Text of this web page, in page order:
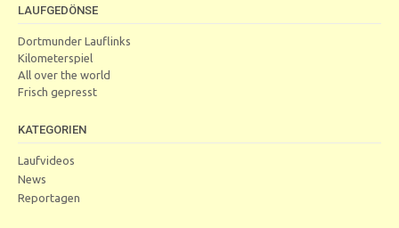
LAUFGEDÖNSE
Dortmunder Lauflinks
Kilometerspiel
All over the world
Frisch gepresst
KATEGORIEN
Laufvideos
News
Reportagen